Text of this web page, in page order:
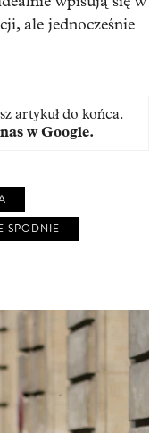
ale jednocześnie
artykuł do końca.
w Google.
SPODNIE